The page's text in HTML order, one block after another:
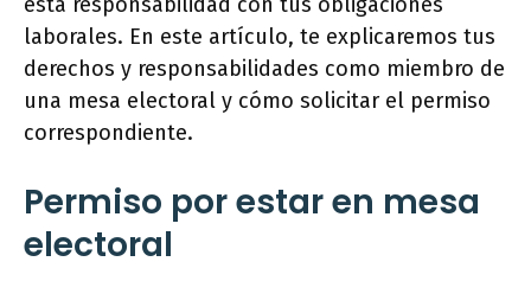
laborales. En este artículo, te explicaremos tus
derechos y responsabilidades como miembro de
una mesa electoral y cómo solicitar el permiso
correspondiente.
Permiso por estar en mesa
electoral